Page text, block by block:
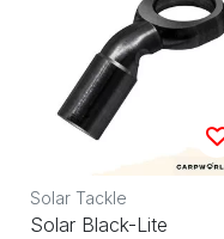
Solar Tackle
Solar Black-Lite